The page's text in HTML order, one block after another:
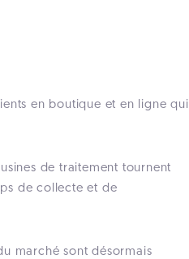
en boutique et en ligne qui
de traitement tournent
de collecte et de
marché sont désormais